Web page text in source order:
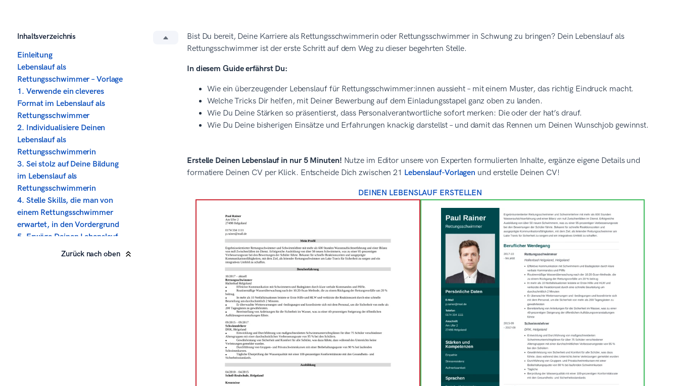
Inhaltsverzeichnis
Einleitung
Lebenslauf als
Rettungsschwimmer – Vorlage
1. Verwende ein cleveres
Format im Lebenslauf als
Rettungsschwimmer
2. Individualisiere Deinen
Lebenslauf als
Rettungsschwimmerin
3. Sei stolz auf Deine Bildung
im Lebenslauf als
Rettungsschwimmerin
4. Stelle Skills, die man von
einem Rettungsschwimmer
erwartet, in den Vordergrund
5. Erwäge Deinen Lebenslauf
als Rettungsschwimmer mit
Zurück nach oben
Bist Du bereit, Deine Karriere als Rettungsschwimmerin oder Rettungsschwimmer in Schwung zu bringen? Dein Lebenslauf als
Rettungsschwimmer ist der erste Schritt auf dem Weg zu dieser begehrten Stelle.
In diesem Guide erfährst Du:
Wie ein überzeugender Lebenslauf für Rettungsschwimmer:innen aussieht – mit einem Muster, das richtig Eindruck macht.
Welche Tricks Dir helfen, mit Deiner Bewerbung auf dem Einladungsstapel ganz oben zu landen.
Wie Du Deine Stärken so präsentierst, dass Personalverantwortliche sofort merken: Die oder der hat’s drauf.
Wie Du Deine bisherigen Einsätze und Erfahrungen knackig darstellst – und damit das Rennen um Deinen Wunschjob gewinnst.
Erstelle Deinen Lebenslauf in nur 5 Minuten! Nutze im Editor unsere von Experten formulierten Inhalte, ergänze eigene Details und
formatiere Deinen CV per Klick. Entscheide Dich zwischen 21 Lebenslauf-Vorlagen und erstelle Deinen CV!
DEINEN LEBENSLAUF ERSTELLEN